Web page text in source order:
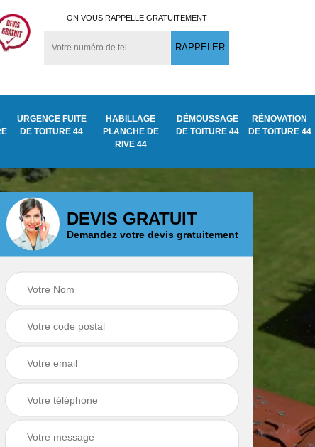
ON VOUS RAPPELLE GRATUITEMENT
URGENCE FUITE
DE TOITURE 44
HABILLAGE
PLANCHE DE
RIVE 44
DÉMOUSSAGE
DE TOITURE 44
RÉNOVATION
DE TOITURE 44
Traitement anti
DEVIS GRATUIT
Demandez votre devis gratuitement